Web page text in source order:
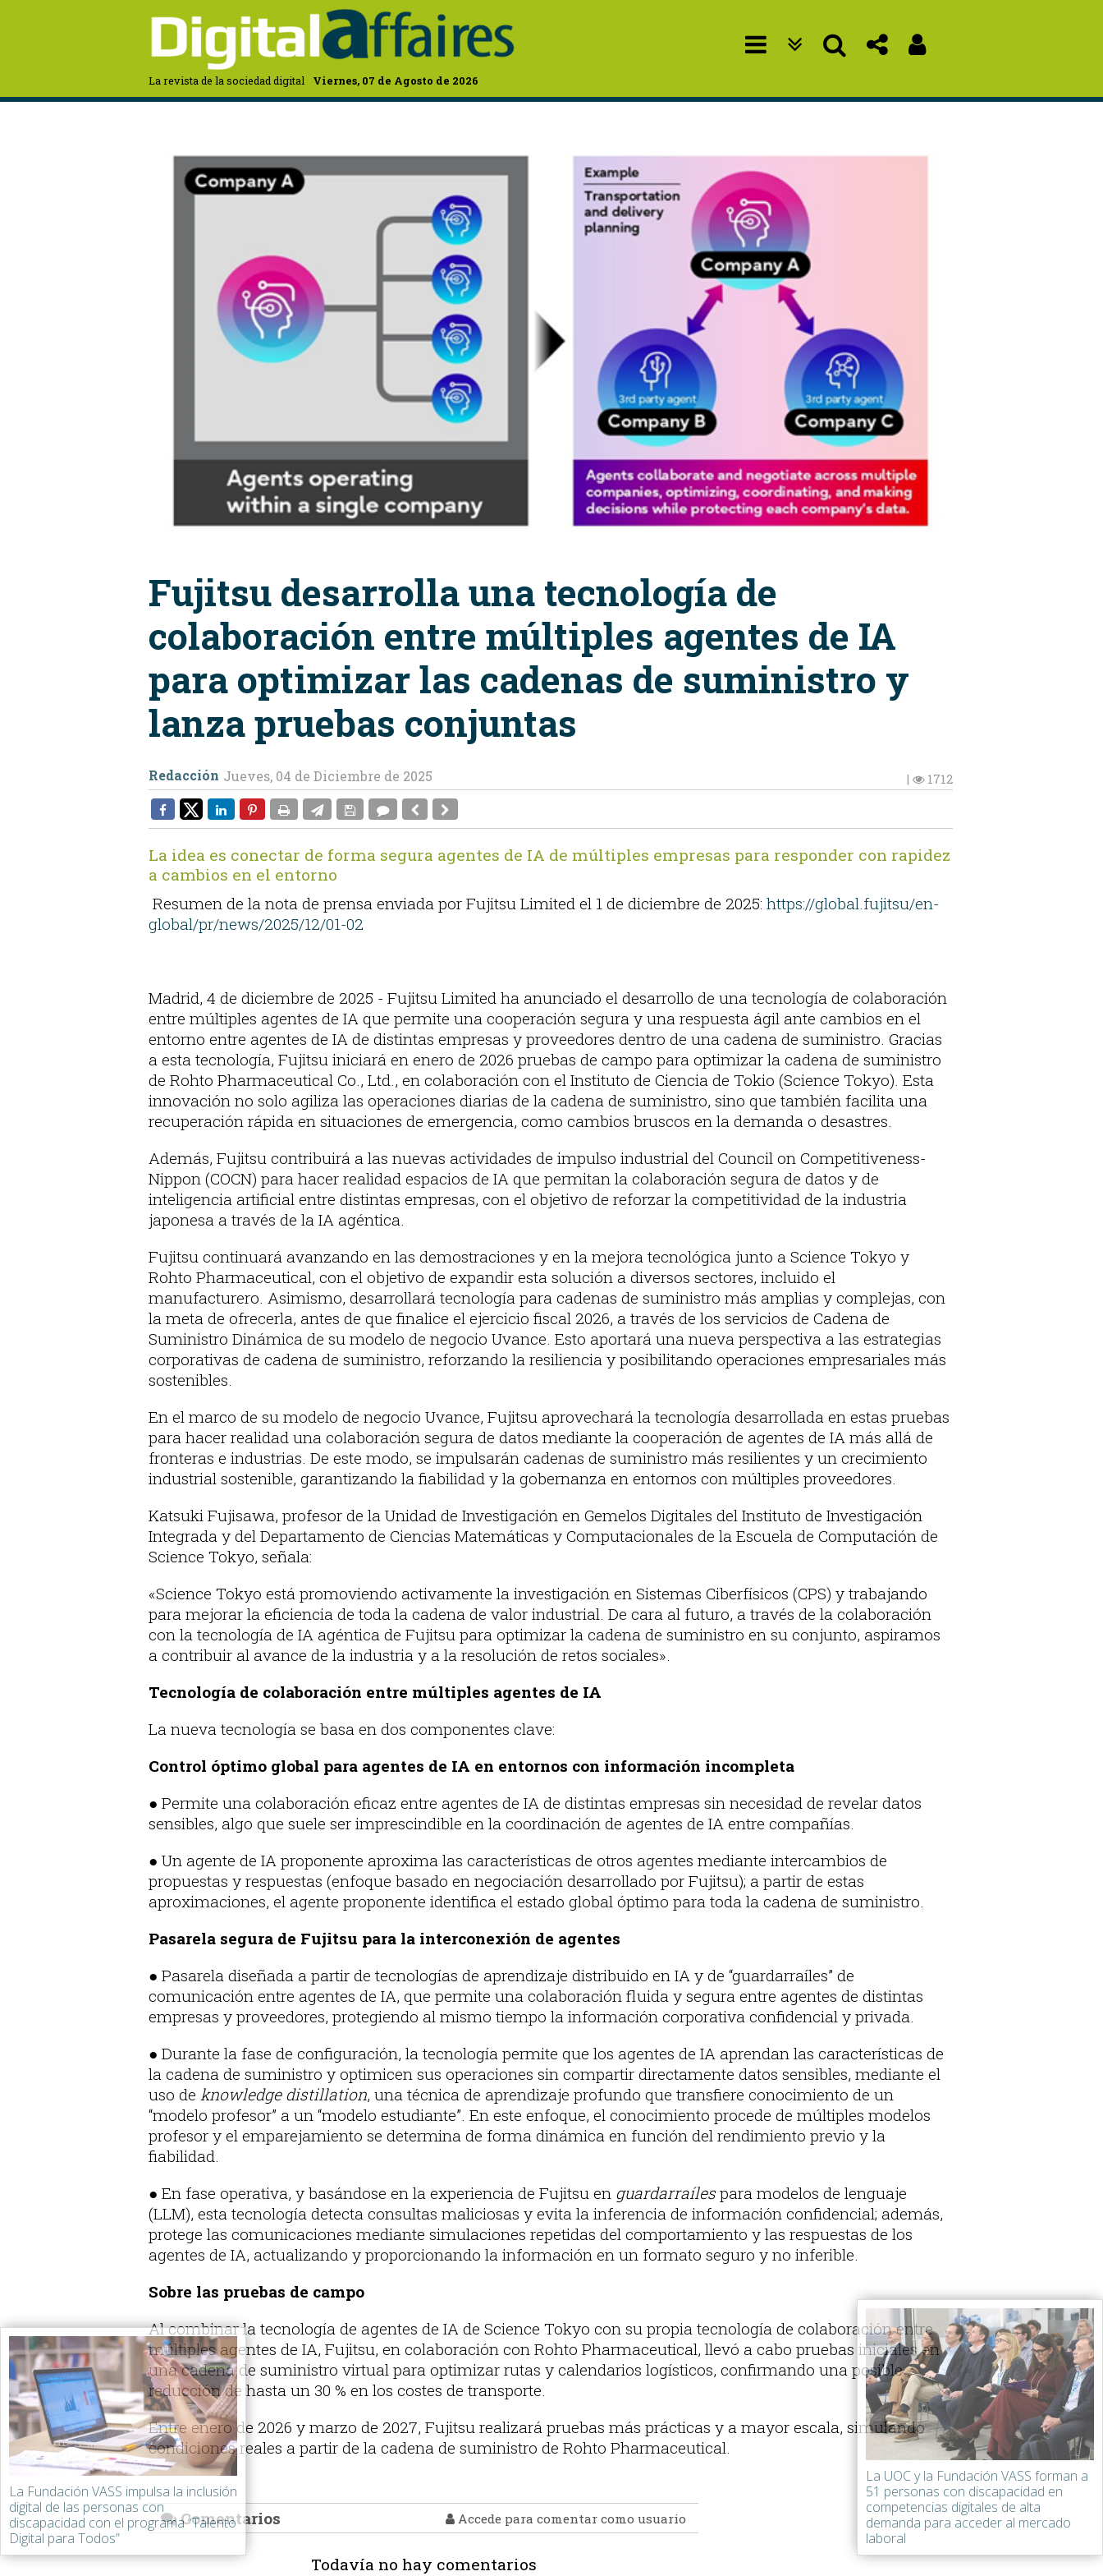
La revista de la sociedad digital Viernes, 07 de Agosto de 2026
Fujitsu desarrolla una tecnología de
colaboración entre múltiples agentes de IA
para optimizar las cadenas de suministro y
lanza pruebas conjuntas
Redacción | 1712
Jueves, 04 de Diciembre de 2025
La idea es conectar de forma segura agentes de IA de múltiples empresas para responder con rapidez
a cambios en el entorno
Resumen de la nota de prensa enviada por Fujitsu Limited el 1 de diciembre de 2025: https://global.fujitsu/en-
global/pr/news/2025/12/01-02
Madrid, 4 de diciembre de 2025 - Fujitsu Limited ha anunciado el desarrollo de una tecnología de colaboración
entre múltiples agentes de IA que permite una cooperación segura y una respuesta ágil ante cambios en el
entorno entre agentes de IA de distintas empresas y proveedores dentro de una cadena de suministro. Gracias
a esta tecnología, Fujitsu iniciará en enero de 2026 pruebas de campo para optimizar la cadena de suministro
de Rohto Pharmaceutical Co., Ltd., en colaboración con el Instituto de Ciencia de Tokio (Science Tokyo). Esta
innovación no solo agiliza las operaciones diarias de la cadena de suministro, sino que también facilita una
recuperación rápida en situaciones de emergencia, como cambios bruscos en la demanda o desastres.
Además, Fujitsu contribuirá a las nuevas actividades de impulso industrial del Council on Competitiveness-
Nippon (COCN) para hacer realidad espacios de IA que permitan la colaboración segura de datos y de
inteligencia artificial entre distintas empresas, con el objetivo de reforzar la competitividad de la industria
japonesa a través de la IA agéntica.
Fujitsu continuará avanzando en las demostraciones y en la mejora tecnológica junto a Science Tokyo y
Rohto Pharmaceutical, con el objetivo de expandir esta solución a diversos sectores, incluido el
manufacturero. Asimismo, desarrollará tecnología para cadenas de suministro más amplias y complejas, con
la meta de ofrecerla, antes de que finalice el ejercicio fiscal 2026, a través de los servicios de Cadena de
Suministro Dinámica de su modelo de negocio Uvance. Esto aportará una nueva perspectiva a las estrategias
corporativas de cadena de suministro, reforzando la resiliencia y posibilitando operaciones empresariales más
sostenibles.
En el marco de su modelo de negocio Uvance, Fujitsu aprovechará la tecnología desarrollada en estas pruebas
para hacer realidad una colaboración segura de datos mediante la cooperación de agentes de IA más allá de
fronteras e industrias. De este modo, se impulsarán cadenas de suministro más resilientes y un crecimiento
industrial sostenible, garantizando la fiabilidad y la gobernanza en entornos con múltiples proveedores.
Katsuki Fujisawa, profesor de la Unidad de Investigación en Gemelos Digitales del Instituto de Investigación
Integrada y del Departamento de Ciencias Matemáticas y Computacionales de la Escuela de Computación de
Science Tokyo, señala:
«Science Tokyo está promoviendo activamente la investigación en Sistemas Ciberfísicos (CPS) y trabajando
para mejorar la eficiencia de toda la cadena de valor industrial. De cara al futuro, a través de la colaboración
con la tecnología de IA agéntica de Fujitsu para optimizar la cadena de suministro en su conjunto, aspiramos
a contribuir al avance de la industria y a la resolución de retos sociales».
Tecnología de colaboración entre múltiples agentes de IA
La nueva tecnología se basa en dos componentes clave:
Control óptimo global para agentes de IA en entornos con información incompleta
● Permite una colaboración eficaz entre agentes de IA de distintas empresas sin necesidad de revelar datos
sensibles, algo que suele ser imprescindible en la coordinación de agentes de IA entre compañías.
● Un agente de IA proponente aproxima las características de otros agentes mediante intercambios de
propuestas y respuestas (enfoque basado en negociación desarrollado por Fujitsu); a partir de estas
aproximaciones, el agente proponente identifica el estado global óptimo para toda la cadena de suministro.
Pasarela segura de Fujitsu para la interconexión de agentes
● Pasarela diseñada a partir de tecnologías de aprendizaje distribuido en IA y de “guardarraíles” de
comunicación entre agentes de IA, que permite una colaboración fluida y segura entre agentes de distintas
empresas y proveedores, protegiendo al mismo tiempo la información corporativa confidencial y privada.
● Durante la fase de configuración, la tecnología permite que los agentes de IA aprendan las características de
la cadena de suministro y optimicen sus operaciones sin compartir directamente datos sensibles, mediante el
uso de knowledge distillation, una técnica de aprendizaje profundo que transfiere conocimiento de un
“modelo profesor” a un “modelo estudiante”. En este enfoque, el conocimiento procede de múltiples modelos
profesor y el emparejamiento se determina de forma dinámica en función del rendimiento previo y la
fiabilidad.
● En fase operativa, y basándose en la experiencia de Fujitsu en guardarraílespara modelos de lenguaje
(LLM), esta tecnología detecta consultas maliciosas y evita la inferencia de información confidencial; además,
protege las comunicaciones mediante simulaciones repetidas del comportamiento y las respuestas de los
agentes de IA, actualizando y proporcionando la información en un formato seguro y no inferible.
Sobre las pruebas de campo
Al combinar la tecnología de agentes de IA de Science Tokyo con su propia tecnología de colaboración entre
múltiples agentes de IA, Fujitsu, en colaboración con Rohto Pharmaceutical, llevó a cabo pruebas iniciales en
una cadena de suministro virtual para optimizar rutas y calendarios logísticos, confirmando una posible
reducción de hasta un 30 % en los costes de transporte.
Entre enero de 2026 y marzo de 2027, Fujitsu realizará pruebas más prácticas y a mayor escala, simulando
condiciones reales a partir de la cadena de suministro de Rohto Pharmaceutical.
Comentarios Accede para comentar como usuario
Todavía no hay comentarios
La Fundación VASS impulsa la inclusión
digital de las personas con
discapacidad con el programa “Talento
Digital para Todos”
La UOC y la Fundación VASS forman a
51 personas con discapacidad en
competencias digitales de alta
demanda para acceder al mercado
laboral